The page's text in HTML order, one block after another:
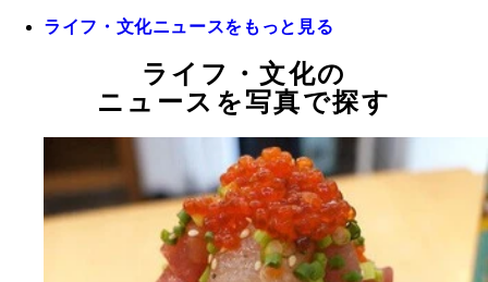
ライフ・文化ニュースをもっと見る
ライフ・文化の
ニュースを写真で探す